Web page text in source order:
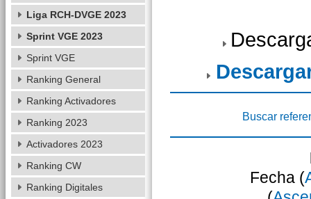
Buscar
Fecha (
Liga RCH-DVGE 2023
Sprint VGE 2023
Sprint VGE
Ranking General
Ranking Activadores
Ranking 2023
Activadores 2023
Ranking CW
Ranking Digitales